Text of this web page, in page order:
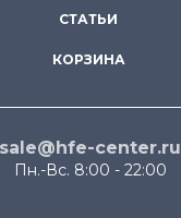
СТАТЬИ
КОРЗИНА
sale@hfe-center.ru
Пн.-Вс. 8:00 - 22:00